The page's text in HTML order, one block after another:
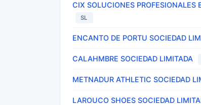
CIX SOLUCIONES PROFESIONALES
SL
ENCANTO DE PORTU SOCIEDAD
CALAHMBRE SOCIEDAD LIMITADA
METNADUR ATHLETIC SOCIEDAD
LAROUCO SHOES SOCIEDAD